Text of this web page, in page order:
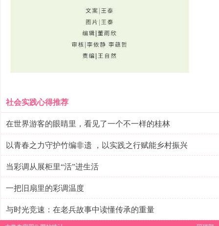
社会实践心得推荐
在世界游客的眼睛里，看见了一个不一样的桂林
以青春之力守护竹编非遗 ，以实践之行赋能乡村振兴
当彩调从展柜里“活”进生活
一把旧扇里的彩调温度
与时光竞速：在老兵故事中读懂传承的重量